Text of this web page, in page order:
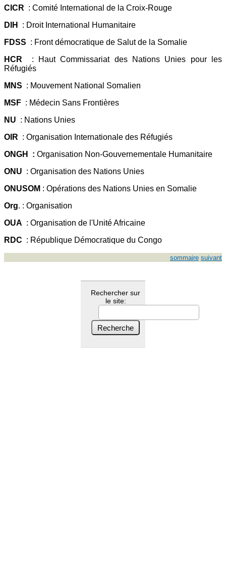
CICR : Comité International de la Croix-Rouge
DIH
: Droit International Humanitaire
FDSS : Front démocratique de Salut de la Somalie
HCR : Haut Commissariat des Nations Unies pour les
Réfugiés
MNS : Mouvement National Somalien
MSF : Médecin Sans Frontières
NU : Nations Unies
OIR : Organisation Internationale des Réfugiés
ONGH : Organisation Non-Gouvernementale Humanitaire
ONU : Organisation des Nations Unies
ONUSOM : Opérations des Nations Unies en Somalie
Org. : Organisation
OUA : Organisation de l'Unité Africaine
RDC : République Démocratique du Congo
sommaire suivant
Rechercher sur
le site: